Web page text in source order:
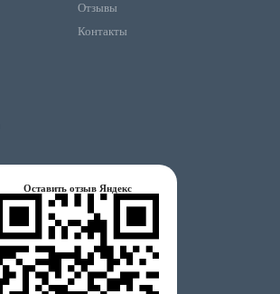
Отзывы
Контакты
Оставить отзыв Яндекс